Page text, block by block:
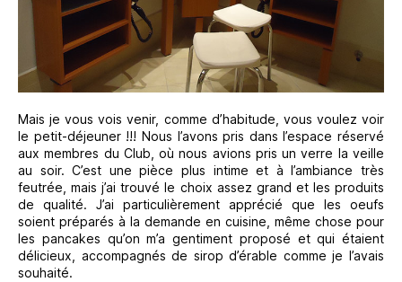
Mais je vous vois venir, comme d’habitude, vous voulez voir
le petit-déjeuner !!! Nous l’avons pris dans l’espace réservé
aux membres du Club, où nous avions pris un verre la veille
au soir. C’est une pièce plus intime et à l’ambiance très
feutrée, mais j’ai trouvé le choix assez grand et les produits
de qualité. J’ai particulièrement apprécié que les oeufs
soient préparés à la demande en cuisine, même chose pour
les pancakes qu’on m’a gentiment proposé et qui étaient
délicieux, accompagnés de sirop d’érable comme je l’avais
souhaité.